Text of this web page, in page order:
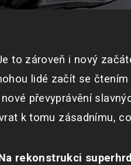
to zároveň i nový
lidé začít se
nové převyprávění
k tomu zásadnímu,
rekonstrukci